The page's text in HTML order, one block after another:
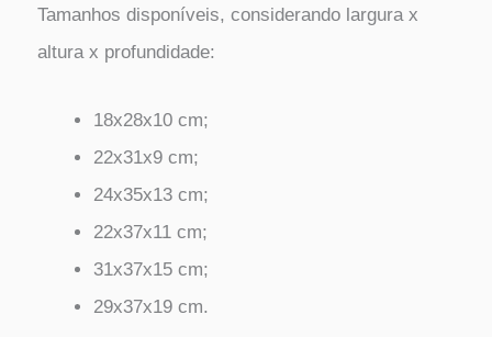
Tamanhos disponíveis, considerando largura x
altura x profundidade:
18x28x10 cm;
22x31x9 cm;
24x35x13 cm;
22x37x11 cm;
31x37x15 cm;
29x37x19 cm.